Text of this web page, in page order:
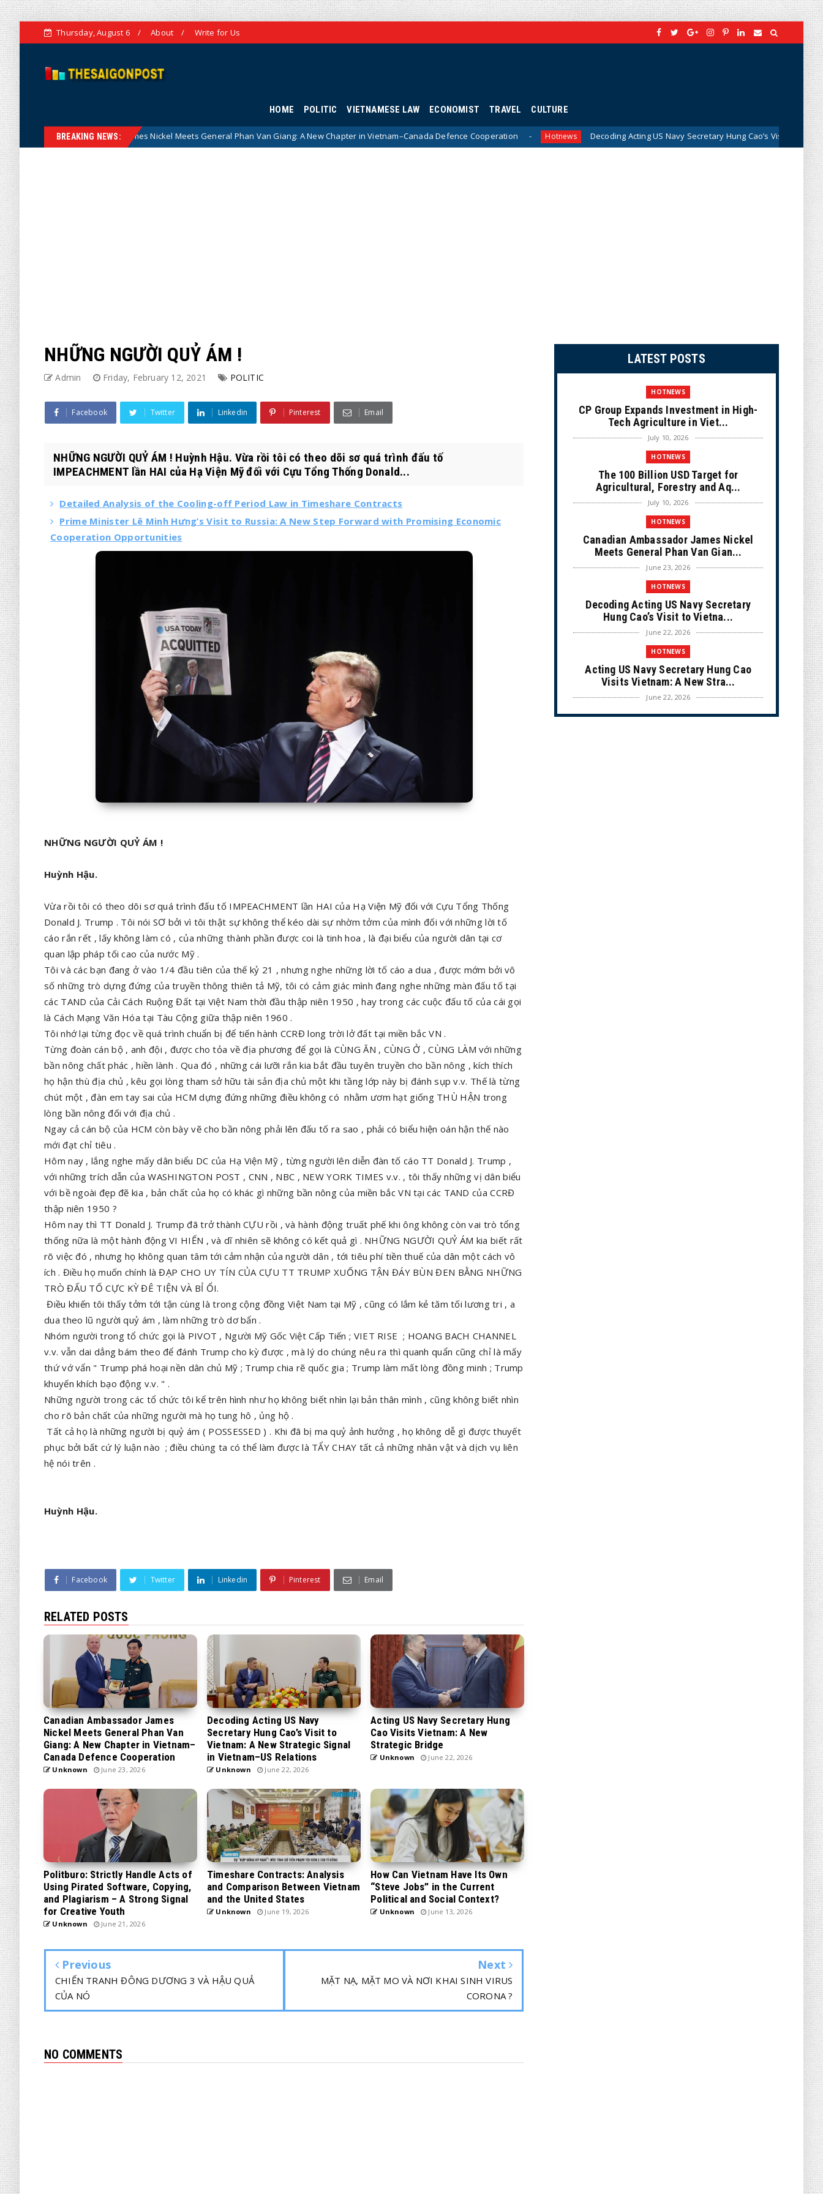
Thursday, August 6 About Write for Us
HOME POLITIC VIETNAMESE LAW ECONOMIST TRAVEL CULTURE
BREAKING NEWS:
James Nickel Meets General Phan Van Giang: A New Chapter in Vietnam–Canada Defence Cooperation Hotnews Decoding Acting US Navy Secretary Hung Cao’s Visit to Vietnam: A New Strategic
NHỮNG NGƯỜI QUỶ ÁM !
Admin Friday, February 12, 2021 POLITIC
Facebook Twitter Linkedin Pinterest Email
NHỮNG NGƯỜI QUỶ ÁM ! Huỳnh Hậu. Vừa rồi tôi có theo dõi sơ quá trình đấu tố
IMPEACHMENT lần HAI của Hạ Viện Mỹ đối với Cựu Tổng Thống Donald...
Detailed Analysis of the Cooling-off Period Law in Timeshare Contracts
Prime Minister Lê Minh Hưng’s Visit to Russia: A New Step Forward with Promising Economic
Cooperation Opportunities
NHỮNG NGƯỜI QUỶ ÁM !
Huỳnh Hậu.
Vừa rồi tôi có theo dõi sơ quá trình đấu tố IMPEACHMENT lần HAI của Hạ Viện Mỹ đối với Cựu Tổng Thống
Donald J. Trump . Tôi nói SƠ bởi vì tôi thật sự không thể kéo dài sự nhờm tởm của mình đối với những lời tố
cáo rắn rết , lấy không làm có , của những thành phần được coi là tinh hoa , là đại biểu của người dân tại cơ
quan lập pháp tối cao của nước Mỹ .
Tôi và các bạn đang ở vào 1/4 đầu tiên của thế kỷ 21 , nhưng nghe những lời tố cáo a dua , được mớm bởi vô
số những trò dựng đứng của truyền thông thiên tả Mỹ, tôi có cảm giác mình đang nghe những màn đấu tố tại
các TAND của Cải Cách Ruộng Đất tại Việt Nam thời đầu thập niên 1950 , hay trong các cuộc đấu tố của cái gọi
là Cách Mạng Văn Hóa tại Tàu Cộng giữa thập niên 1960 .
Tôi nhớ lại từng đọc về quá trình chuẩn bị để tiến hành CCRĐ long trời lở đất tại miền bắc VN .
Từng đoàn cán bộ , anh đội , được cho tỏa về địa phương để gọi là CÙNG ĂN , CÙNG Ở , CÙNG LÀM với những
bần nông chất phác , hiền lành . Qua đó , những cái lưỡi rắn kia bắt đầu tuyên truyền cho bần nông , kích thích
họ hận thù địa chủ , kêu gọi lòng tham sở hữu tài sản địa chủ một khi tầng lớp này bị đánh sụp v.v. Thế là từng
chút một , đàn em tay sai của HCM dựng đứng những điều không có nhằm ươm hạt giống THÙ HẬN trong
lòng bần nông đối với địa chủ .
Ngay cả cán bộ của HCM còn bày vẽ cho bần nông phải lên đấu tố ra sao , phải có biểu hiện oán hận thế nào
mới đạt chỉ tiêu .
Hôm nay , lắng nghe mấy dân biểu DC của Hạ Viện Mỹ , từng người lên diễn đàn tố cáo TT Donald J. Trump ,
với những trích dẫn của WASHINGTON POST , CNN , NBC , NEW YORK TIMES v.v. , tôi thấy những vị dân biểu
với bề ngoài đẹp đẽ kia , bản chất của họ có khác gì những bần nông của miền bắc VN tại các TAND của CCRĐ
thập niên 1950 ?
Hôm nay thì TT Donald J. Trump đã trở thành CỰU rồi , và hành động truất phế khi ông không còn vai trò tổng
thống nữa là một hành động VI HIẾN , và dĩ nhiên sẽ không có kết quả gì . NHỮNG NGƯỜI QUỶ ÁM kia biết rất
rõ việc đó , nhưng họ không quan tâm tới cảm nhận của người dân , tới tiêu phí tiền thuế của dân một cách vô
ích . Điều họ muốn chính là ĐẠP CHO UY TÍN CỦA CỰU TT TRUMP XUỐNG TẬN ĐÁY BÙN ĐEN BẰNG NHỮNG
TRÒ ĐẤU TỐ CỰC KỲ ĐÊ TIỆN VÀ BỈ ỔI.
Điều khiến tôi thấy tởm tới tận cùng là trong cộng đồng Việt Nam tại Mỹ , cũng có lắm kẻ tăm tối lương tri , a
dua theo lũ người quỷ ám , làm những trò dơ bẩn .
Nhóm người trong tổ chức gọi là PIVOT , Người Mỹ Gốc Việt Cấp Tiến ; VIET RISE ; HOANG BACH CHANNEL
v.v. vẫn dai dẳng bám theo để đánh Trump cho kỳ được , mà lý do chúng nêu ra thì quanh quẩn cũng chỉ là mấy
thứ vớ vẩn " Trump phá hoại nền dân chủ Mỹ ; Trump chia rẽ quốc gia ; Trump làm mất lòng đồng minh ; Trump
khuyến khích bạo động v.v. " .
Những người trong các tổ chức tôi kể trên hình như họ không biết nhìn lại bản thân mình , cũng không biết nhìn
cho rõ bản chất của những người mà họ tung hô , ủng hộ .
Tất cả họ là những người bị quỷ ám ( POSSESSED ) . Khi đã bị ma quỷ ảnh hưởng , họ không dễ gì được thuyết
phục bởi bất cứ lý luận nào ; điều chúng ta có thể làm được là TẨY CHAY tất cả những nhân vật và dịch vụ liên
hệ nói trên .
Huỳnh Hậu.
Facebook Twitter Linkedin Pinterest Email
RELATED POSTS
Canadian Ambassador James
Nickel Meets General Phan Van
Giang: A New Chapter in Vietnam–
Canada Defence Cooperation
Unknown June 23, 2026
Decoding Acting US Navy
Secretary Hung Cao’s Visit to
Vietnam: A New Strategic Signal
in Vietnam–US Relations
Unknown June 22, 2026
Acting US Navy Secretary Hung
Cao Visits Vietnam: A New
Strategic Bridge
Unknown June 22, 2026
Politburo: Strictly Handle Acts of
Using Pirated Software, Copying,
and Plagiarism – A Strong Signal
for Creative Youth
Unknown June 21, 2026
Timeshare Contracts: Analysis
and Comparison Between Vietnam
and the United States
Unknown June 19, 2026
How Can Vietnam Have Its Own
“Steve Jobs” in the Current
Political and Social Context?
Unknown June 13, 2026
Previous
CHIẾN TRANH ĐÔNG DƯƠNG 3 VÀ HẬU QUẢ
CỦA NÓ
Next
MẶT NẠ, MẶT MO VÀ NƠI KHAI SINH VIRUS
CORONA ?
NO COMMENTS
LATEST POSTS
HOTNEWS
CP Group Expands Investment in High-
Tech Agriculture in Viet...
July 10, 2026
HOTNEWS
The 100 Billion USD Target for
Agricultural, Forestry and Aq...
July 10, 2026
HOTNEWS
Canadian Ambassador James Nickel
Meets General Phan Van Gian...
June 23, 2026
HOTNEWS
Decoding Acting US Navy Secretary
Hung Cao’s Visit to Vietna...
June 22, 2026
HOTNEWS
Acting US Navy Secretary Hung Cao
Visits Vietnam: A New Stra...
June 22, 2026
CULTURE